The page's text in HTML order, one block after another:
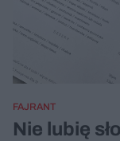
FAJRANT
Nie lubię